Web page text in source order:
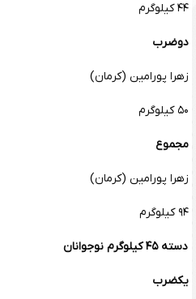
۴۴ کیلوگرم
دوضرب
زهرا پورامین (کرمان)
۵۰ کیلوگرم
مجموع
زهرا پورامین (کرمان)
۹۴ کیلوگرم
دسته ۴۵ کیلوگرم نوجوانان
یکضرب